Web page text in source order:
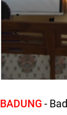
BADUNG-